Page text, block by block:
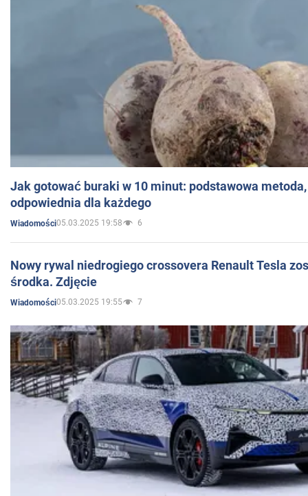
Jak gotować buraki w 10 minut: podstawowa
odpowiednia dla każdego
Wiadomości05.03.2025 19:58 6
Nowy rywal niedrogiego crossovera Renault Tesla
środka. Zdjęcie
Wiadomości05.03.2025 19:55 7